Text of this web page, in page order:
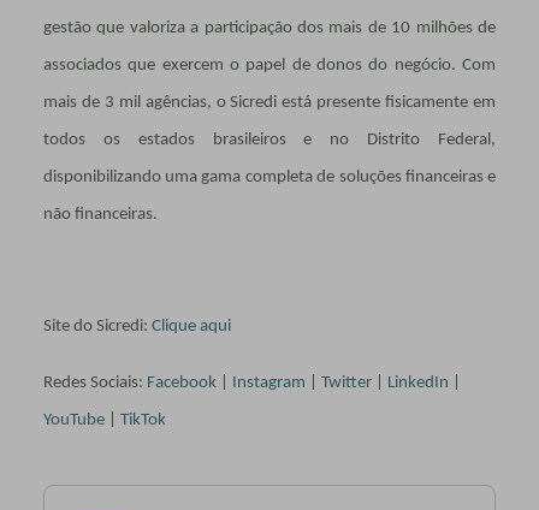
gestão que valoriza a participação dos mais de 10 milhões de
associados que exercem o papel de donos do negócio. Com
mais de 3 mil agências, o Sicredi está presente fisicamente em
todos os estados brasileiros e no Distrito Federal,
disponibilizando uma gama completa de soluções financeiras e
não financeiras.
Site do Sicredi: Clique aqui
Redes Sociais: Facebook| Instagram Twitter| LinkedIn
YouTube| TikTok